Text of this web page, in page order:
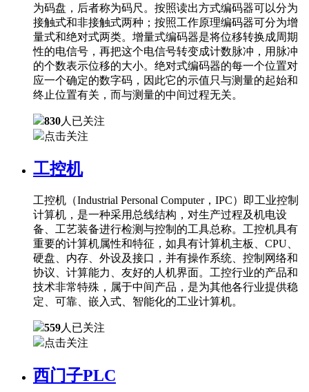
为码盘，后者称为码尺。按照读出方式编码器可以分为
接触式和非接触式两种；按照工作原理编码器可分为增
量式和绝对式两类。增量式编码器是将位移转换成周期
性的电信号，再把这个电信号转变成计数脉冲，用脉冲
的个数表示位移的大小。绝对式编码器的每一个位置对
应一个确定的数字码，因此它的示值只与测量的起始和
终止位置有关，而与测量的中间过程无关。
830人已关注
点击关注
工控机
工控机（Industrial Personal Computer，IPC）即工业控制
计算机，是一种采用总线结构，对生产过程及机电设
备、工艺装备进行检测与控制的工具总称。工控机具有
重要的计算机属性和特征，如具有计算机主板、CPU、
硬盘、内存、外设及接口，并有操作系统、控制网络和
协议、计算能力、友好的人机界面。工控行业的产品和
技术非常特殊，属于中间产品，是为其他各行业提供稳
定、可靠、嵌入式、智能化的工业计算机。
559人已关注
点击关注
西门子PLC